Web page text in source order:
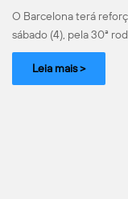
O Barcelona terá
sábado (4), pela 30ª
Leia mais >